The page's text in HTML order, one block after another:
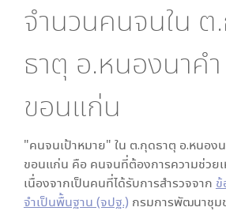
จำนวนคนจนใน ต
ธาตุ อ.หนองนาคำ
ขอนแก่น
"คนจนเป้าหมาย" ใน ต.กุดธาตุ อ.หนอง
ขอนแก่น คือ คนจนที่ต้องการความช่วยเ
เนื่องจากเป็นคนที่ได้รับการสำรวจจาก
จำเป็นพื้นฐาน (จปฐ.) กรมการพัฒนาชุม